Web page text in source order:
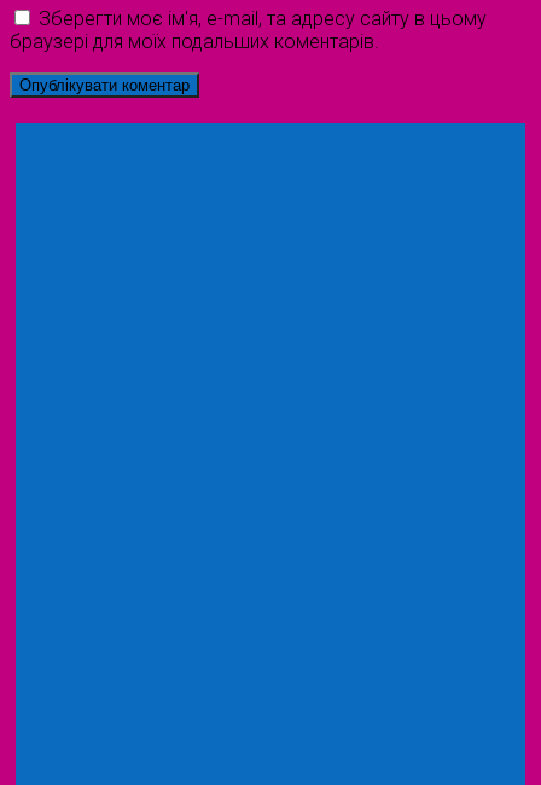
Зберегти моє ім'я, e-mail, та адресу сайту в цьому
браузері для моїх подальших коментарів.